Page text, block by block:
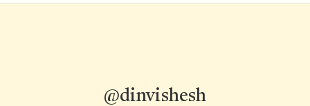
@dinvishesh